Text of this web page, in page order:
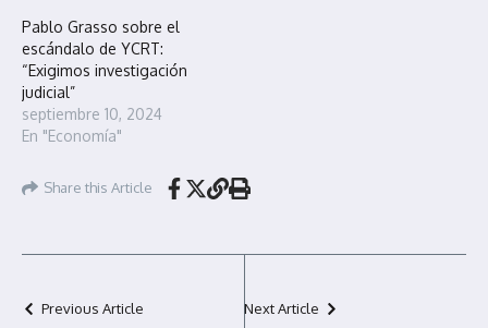
Pablo Grasso sobre el
escándalo de YCRT:
“Exigimos investigación
judicial”
septiembre 10, 2024
En "Economía"
Share this Article
Previous Article Next Article